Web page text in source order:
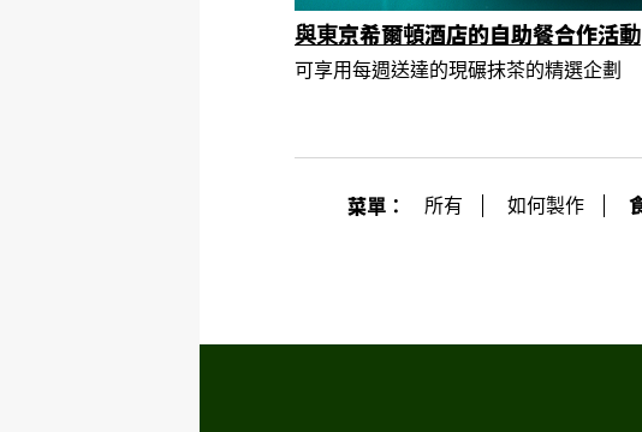
與東京希爾頓酒店的自助餐合作活動
可享用每週送達的現碾抹茶的精選企劃
菜單： 所有 如何製作